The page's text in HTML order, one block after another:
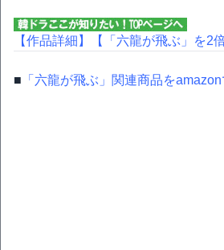
【作品詳細】 【「六龍が飛ぶ」を2
■ 「六龍が飛ぶ」関連商品を